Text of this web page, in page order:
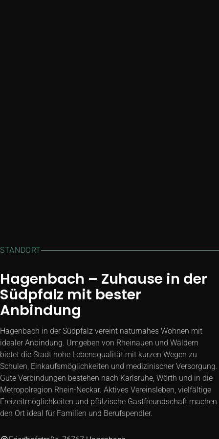
STANDORT
Hagenbach – Zuhause in der
Südpfalz mit bester
Anbindung
Hagenbach in der Südpfalz vereint naturnahes Wohnen mit
idealer Anbindung. Umgeben von Rheinauen und Wäldern
bietet die Stadt hohe Lebensqualität mit kurzen Wegen zu
Schulen, Einkaufsmöglichkeiten und medizinischer Versorgung.
Gute Verbindungen bestehen nach Karlsruhe, Wörth und in die
Metropolregion Rhein-Neckar. Aktives Vereinsleben, vielfältige
Freizeitmöglichkeiten und pfälzische Gastfreundschaft machen
den Ort ideal für Familien und Berufspendler.